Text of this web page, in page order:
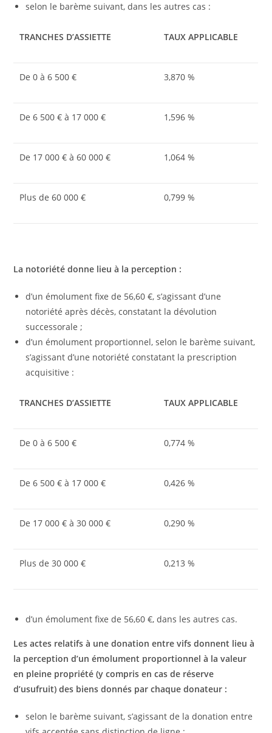
selon le barème suivant, dans les autres cas :
TRANCHES D’ASSIETTE TAUX APPLICABLE
De 0 à 6 500 € 3,870 %
De 6 500 € à 17 000 € 1,596 %
De 17 000 € à 60 000 € 1,064 %
Plus de 60 000 € 0,799 %
La notoriété donne lieu à la perception :
d’un émolument fixe de 56,60 €, s’agissant d’une
notoriété après décès, constatant la dévolution
successorale ;
d’un émolument proportionnel, selon le barème suivant,
s’agissant d’une notoriété constatant la prescription
acquisitive :
TRANCHES D’ASSIETTE TAUX APPLICABLE
De 0 à 6 500 € 0,774 %
De 6 500 € à 17 000 € 0,426 %
De 17 000 € à 30 000 € 0,290 %
Plus de 30 000 € 0,213 %
d’un émolument fixe de 56,60 €, dans les autres cas.
Les actes relatifs à une donation entre vifs donnent lieu à
la perception d’un émolument proportionnel à la valeur
en pleine propriété (y compris en cas de réserve
d’usufruit) des biens donnés par chaque donateur :
selon le barème suivant, s’agissant de la donation entre